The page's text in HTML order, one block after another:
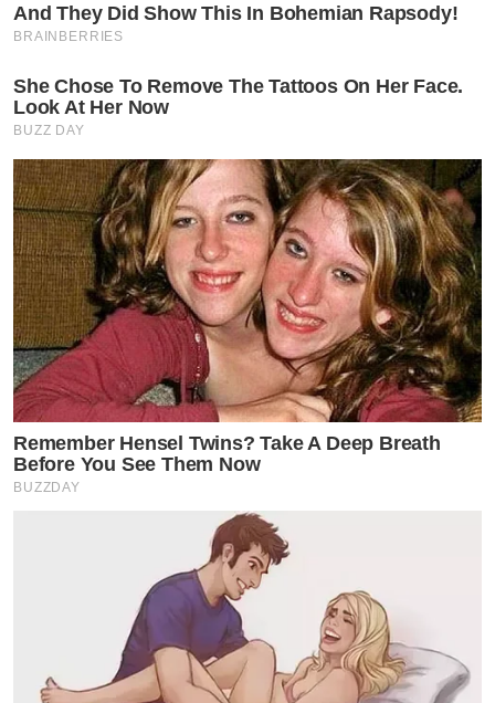
And They Did Show This In Bohemian Rapsody!
BRAINBERRIES
She Chose To Remove The Tattoos On Her Face.
Look At Her Now
BUZZ DAY
Remember Hensel Twins? Take A Deep Breath
Before You See Them Now
BUZZDAY